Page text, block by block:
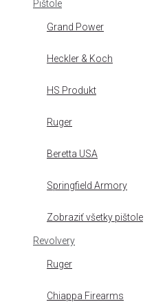
Pištole
Grand Power
Heckler & Koch
HS Produkt
Ruger
Beretta USA
Springfield Armory
Zobraziť všetky pištole
Revolvery
Ruger
Chiappa Firearms